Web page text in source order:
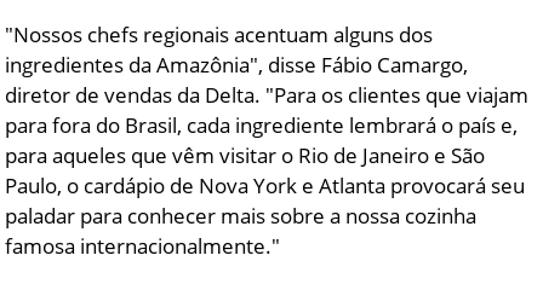
"Nossos chefs regionais acentuam alguns dos
ingredientes da Amazônia", disse Fábio Camargo,
diretor de vendas da Delta. "Para os clientes que viajam
para fora do Brasil, cada ingrediente lembrará o país e,
para aqueles que vêm visitar o Rio de Janeiro e São
Paulo, o cardápio de Nova York e Atlanta provocará seu
paladar para conhecer mais sobre a nossa cozinha
famosa internacionalmente."